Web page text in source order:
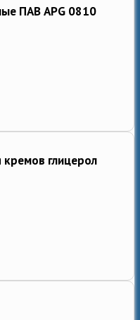
ПАВ APG 0810
глицерол